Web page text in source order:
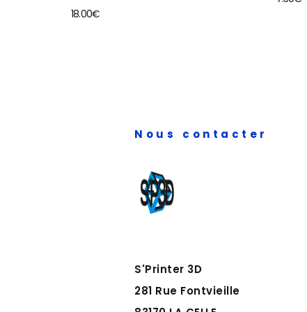
18.00€
Nous contacter
S'Printer 3D
281 Rue Fontvieille